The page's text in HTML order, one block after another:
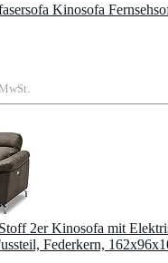
Kinosofa
2er Kinosofa mit
Federkern,